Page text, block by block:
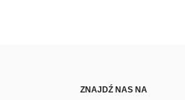
ZNAJDŹ NAS NA